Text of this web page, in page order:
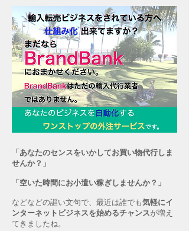
「あなたのセンスをいかしてお買い物代行しま
せんか？」
「空いた時間にお小遣い稼ぎしませんか？」
などなどの謳い文句で、最近は誰でも気軽にイ
ンターネットビジネスを始めるチャンスが増え
てきましたね。